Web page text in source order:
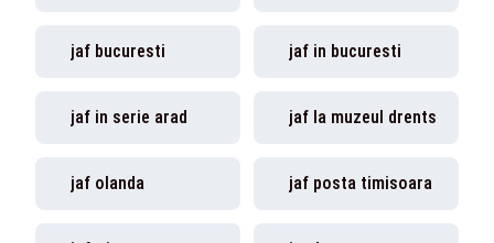
jaf bucuresti jaf in bucuresti
jaf in serie arad jaf la muzeul drents
jaf olanda jaf posta timisoara